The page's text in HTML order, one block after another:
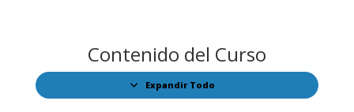
Contenido del Curso
Expandir Todo
Lecciones